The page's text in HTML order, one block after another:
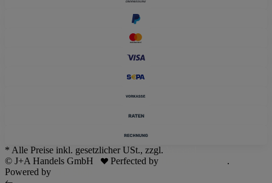
* Alle Preise inkl. gesetzlicher USt., zzgl.
© J+A Handels GmbH
Perfected by
.
Powered by